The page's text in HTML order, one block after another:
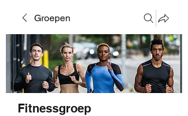
Groepen
Fitnessgroep